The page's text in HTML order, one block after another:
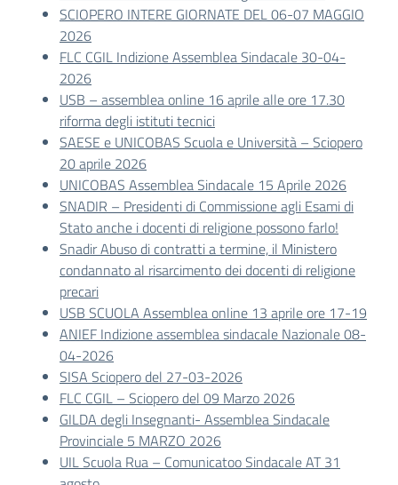
SCIOPERO INTERE GIORNATE DEL 06-07 MAGGIO
2026
FLC CGIL Indizione Assemblea Sindacale 30-04-
2026
USB – assemblea online 16 aprile alle ore 17.30
riforma degli istituti tecnici
SAESE e UNICOBAS Scuola e Università – Sciopero
20 aprile 2026
UNICOBAS Assemblea Sindacale 15 Aprile 2026
SNADIR – Presidenti di Commissione agli Esami di
Stato anche i docenti di religione possono farlo!
Snadir Abuso di contratti a termine, il Ministero
condannato al risarcimento dei docenti di religione
precari
USB SCUOLA Assemblea online 13 aprile ore 17-19
ANIEF Indizione assemblea sindacale Nazionale 08-
04-2026
SISA Sciopero del 27-03-2026
FLC CGIL – Sciopero del 09 Marzo 2026
GILDA degli Insegnanti- Assemblea Sindacale
Provinciale 5 MARZO 2026
UIL Scuola Rua – Comunicatoo Sindacale AT 31